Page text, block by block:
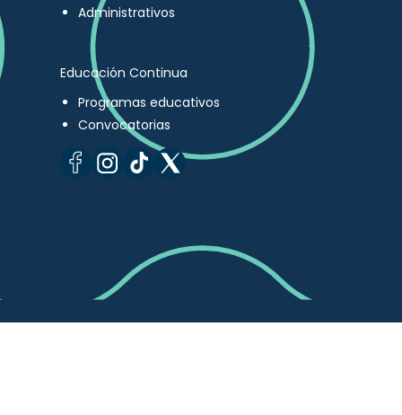
Administrativos
Educación Continua
Programas educativos
Convocatorias